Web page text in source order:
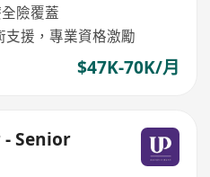
險覆蓋
援，專業資格激勵
$47K-70K/月
Senior